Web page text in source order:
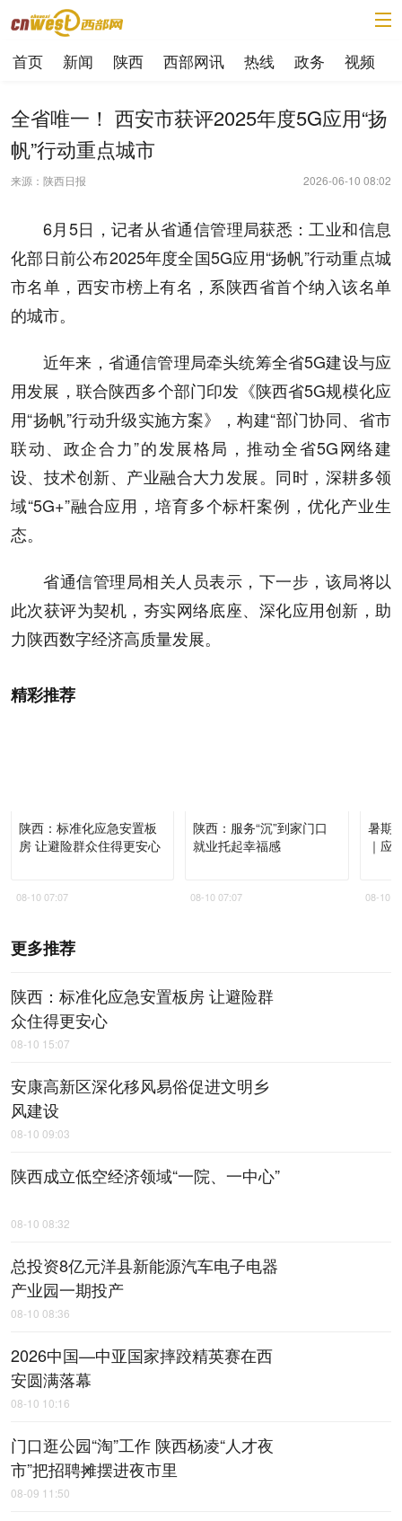
首页 新闻 陕西 西部网讯 热线 政务 视频
全省唯一！ 西安市获评2025年度5G应用“扬
帆”行动重点城市
来源：陕西日报 2026-06-10 08:02
6月5日，记者从省通信管理局获悉：工业和信息
化部日前公布2025年度全国5G应用“扬帆”行动重点城
市名单，西安市榜上有名，系陕西省首个纳入该名单
的城市。
近年来，省通信管理局牵头统筹全省5G建设与应
用发展，联合陕西多个部门印发《陕西省5G规模化应
用“扬帆”行动升级实施方案》，构建“部门协同、省市
联动、政企合力”的发展格局，推动全省5G网络建
设、技术创新、产业融合大力发展。同时，深耕多领
域“5G+”融合应用，培育多个标杆案例，优化产业生
态。
省通信管理局相关人员表示，下一步，该局将以
此次获评为契机，夯实网络底座、深化应用创新，助
力陕西数字经济高质量发展。
精彩推荐
陕西：标准化应急安置板
房 让避险群众住得更安心
08-10 07:07
陕西：服务“沉”到家门口
就业托起幸福感
08-10 07:07
暑期
｜应
08-10
更多推荐
陕西：标准化应急安置板房 让避险群
众住得更安心
08-10 15:07
安康高新区深化移风易俗促进文明乡
风建设
08-10 09:03
陕西成立低空经济领域“一院、一中心”
08-10 08:32
总投资8亿元洋县新能源汽车电子电器
产业园一期投产
08-10 08:36
2026中国—中亚国家摔跤精英赛在西
安圆满落幕
08-10 10:16
门口逛公园“淘”工作 陕西杨凌“人才夜
市”把招聘摊摆进夜市里
08-09 11:50